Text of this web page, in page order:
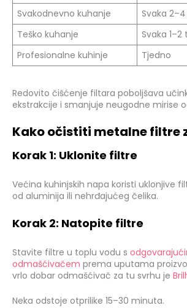
Svakodnevno kuhanje
Svaka
Teško kuhanje
Svaka 1–2
Profesionalne kuhinje
Tjedno
Redovito čišćenje filtara poboljšava
ekstrakcije i smanjuje neugodne mirise
Kako očistiti metalne filtre
Korak 1: Uklonite filtre
Većina kuhinjskih napa koristi uklonjive
od aluminija ili nehrđajućeg čelika.
Korak 2: Natopite filtre
Stavite filtre u toplu vodu s
odmašćivačem prema uputama
vrlo dobar odmašćivač za tu svrhu je
Neka odstoje otprilike 15–30 minuta.